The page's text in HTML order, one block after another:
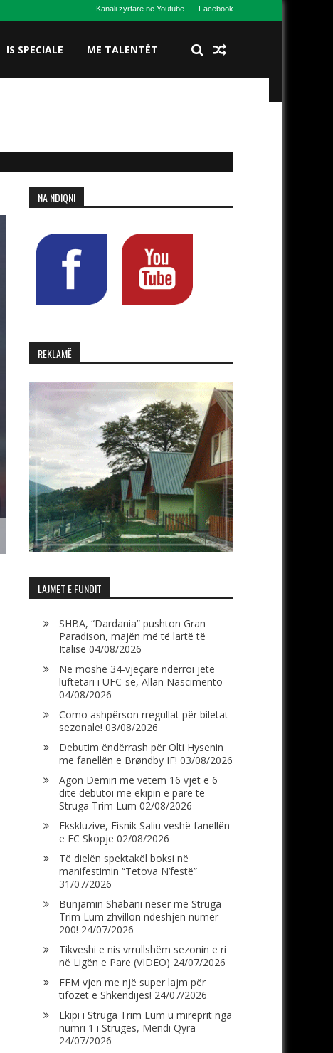
Kanali zyrtarë në Youtube Facebook
IS SPECIALE ME TALENTËT
NA NDIQNI
REKLAMË
LAJMET E FUNDIT
SHBA, “Dardania” pushton Gran
Paradison, majën më të lartë të
Italisë 04/08/2026
Në moshë 34-vjeçare ndërroi jetë
luftëtari i UFC-së, Allan Nascimento
04/08/2026
Como ashpërson rregullat për biletat
sezonale! 03/08/2026
Debutim ëndërrash për Olti Hysenin
me fanellën e Brøndby IF! 03/08/2026
Agon Demiri me vetëm 16 vjet e 6
ditë debutoi me ekipin e parë të
Struga Trim Lum 02/08/2026
Ekskluzive, Fisnik Saliu veshë fanellën
e FC Skopje 02/08/2026
Të dielën spektakël boksi në
manifestimin “Tetova N’festë”
31/07/2026
Bunjamin Shabani nesër me Struga
Trim Lum zhvillon ndeshjen numër
200! 24/07/2026
Tikveshi e nis vrrullshëm sezonin e ri
në Ligën e Parë (VIDEO) 24/07/2026
FFM vjen me një super lajm për
tifozët e Shkëndijës! 24/07/2026
Ekipi i Struga Trim Lum u mirëprit nga
numri 1 i Strugës, Mendi Qyra
24/07/2026